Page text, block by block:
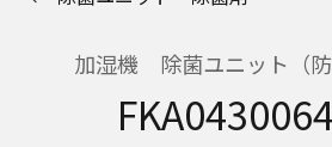
加湿機 除菌ユニット（防